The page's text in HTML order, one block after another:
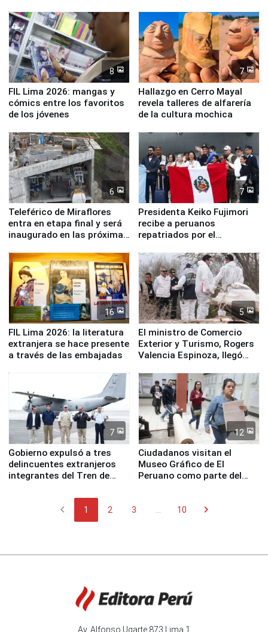
8
FIL Lima 2026: mangas y
cómics entre los favoritos
de los jóvenes
7
Hallazgo en Cerro Mayal
revela talleres de alfarería
de la cultura mochica
6
Teleférico de Miraflores
entra en etapa final y será
inaugurado en las próximas
7
Presidenta Keiko Fujimori
recibe a peruanos
repatriados por el
16
FIL Lima 2026: la literatura
extranjera se hace presente
a través de las embajadas
5
El ministro de Comercio
Exterior y Turismo, Rogers
Valencia Espinoza, llegó
Nasca
7
Gobierno expulsó a tres
delincuentes extranjeros
integrantes del Tren de
12
Ciudadanos visitan el
Museo Gráfico de El
Peruano como parte del
chevron_left 1 2 3 10 chevron_right
Av. Alfonso Ugarte 873 Lima 1